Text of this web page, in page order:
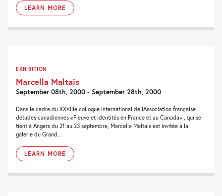
LEARN MORE
EXHIBITION
Marcella Maltais
September 08th, 2000 - September 28th, 2000
Dans le cadre du XXVIIIe colloque international de lAssociation française
détudes canadiennes «Fleuve et identités en France et au Canada» , qui se
tient à Angers du 21 au 23 septembre, Marcella Maltais est invitée à la
galerie du Grand...
LEARN MORE